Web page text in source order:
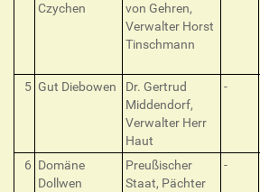
Czychen
von Gehren,
Verwalter Horst
Tinschmann
5 Gut Diebowen
Dr. Gertrud
Middendorf,
Verwalter Herr
Haut
-
6 Domäne
Dollwen
Preußischer
Staat, Pächter
-